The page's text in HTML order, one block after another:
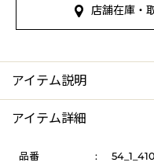
店舗在庫・
アイテム説明
アイテム詳細
品番 :